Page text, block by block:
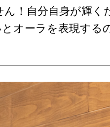
！自分自身が輝く
オーラを表現する